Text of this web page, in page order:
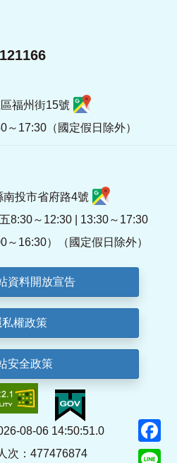
福州街15號
～17:30（國定假日除外）
投市省府路4號
8:30～12:30 | 13:30～17:30
～16:30）（國定假日除外）
資料開放宣告
私權政策
安全政策
08-06 14:50:51.0
次：477476874